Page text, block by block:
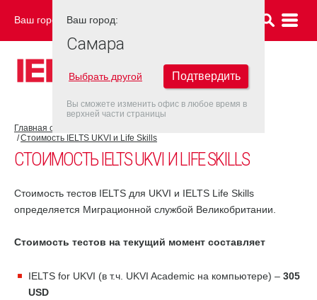
Ваш город: САМАРА
Главная страница
Стоимость IELTS UKVI и Life Skills
СТОИМОСТЬ IELTS UKVI И LIFE SKILLS
Стоимость тестов IELTS для UKVI и IELTS Life Skills
определяется Миграционной службой Великобритании.
Стоимость тестов на текущий момент составляет
IELTS for UKVI (в т.ч. UKVI Academic на компьютере) – 305
USD
Ваш город:
Самара
Выбрать другой Подтвердить
Вы сможете изменить офис в любое время в
верхней части страницы